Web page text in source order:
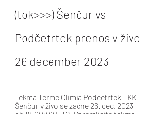
(tok>>>) Šenčur vs
Podčetrtek prenos v živo
26 december 2023
Tekma Terme Olimia Podcetrtek - KK
Šenčur v živo se začne 26. dec. 2023